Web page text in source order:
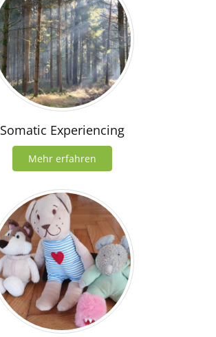
Somatic Experiencing
Mehr erfahren